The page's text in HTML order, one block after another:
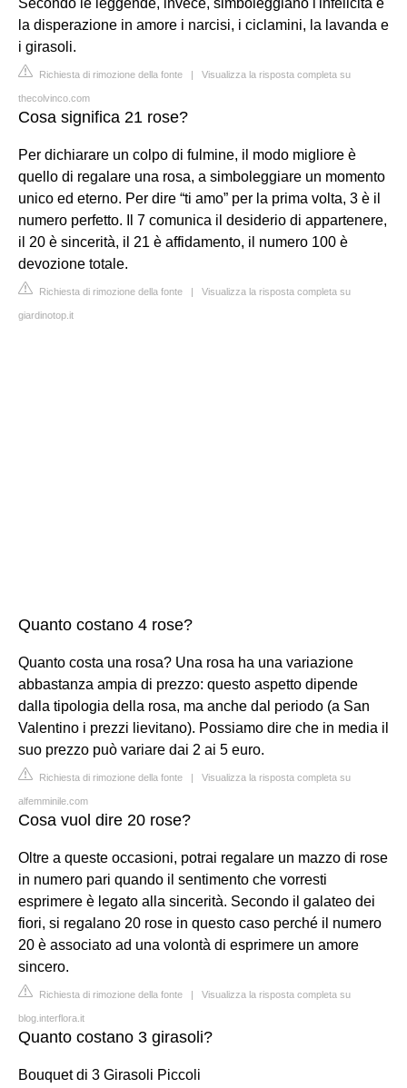
la disperazione in amore i narcisi, i ciclamini, la lavanda e
i girasoli.
Richiesta di rimozione della fonte | Visualizza la risposta completa su
thecolvinco.com
Cosa significa 21 rose?
Per dichiarare un colpo di fulmine, il modo migliore è
quello di regalare una rosa, a simboleggiare un momento
unico ed eterno. Per dire “ti amo” per la prima volta, 3 è il
numero perfetto. Il 7 comunica il desiderio di appartenere,
il 20 è sincerità, il 21 è affidamento, il numero 100 è
devozione totale.
Richiesta di rimozione della fonte | Visualizza la risposta completa su
giardinotop.it
Quanto costano 4 rose?
Quanto costa una rosa? Una rosa ha una variazione
abbastanza ampia di prezzo: questo aspetto dipende
dalla tipologia della rosa, ma anche dal periodo (a San
Valentino i prezzi lievitano). Possiamo dire che in media il
suo prezzo può variare dai 2 ai 5 euro.
Richiesta di rimozione della fonte | Visualizza la risposta completa su
alfemminile.com
Cosa vuol dire 20 rose?
Oltre a queste occasioni, potrai regalare un mazzo di rose
in numero pari quando il sentimento che vorresti
esprimere è legato alla sincerità. Secondo il galateo dei
fiori, si regalano 20 rose in questo caso perché il numero
20 è associato ad una volontà di esprimere un amore
sincero.
Richiesta di rimozione della fonte | Visualizza la risposta completa su
blog.interflora.it
Quanto costano 3 girasoli?
Bouquet di 3 Girasoli Piccoli